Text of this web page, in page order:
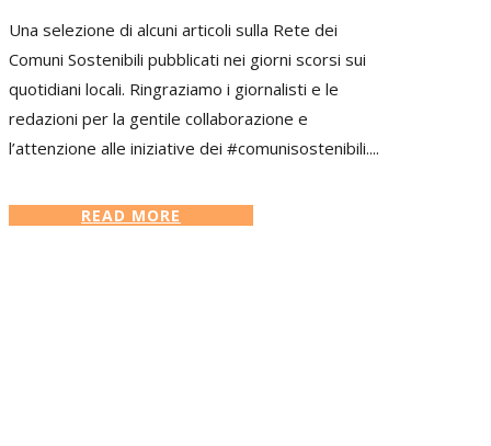
Una selezione di alcuni articoli sulla Rete dei
Comuni Sostenibili pubblicati nei giorni scorsi sui
quotidiani locali. Ringraziamo i giornalisti e le
redazioni per la gentile collaborazione e
l’attenzione alle iniziative dei #comunisostenibili....
READ MORE